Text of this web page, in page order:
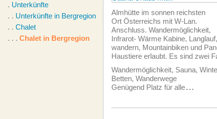
. Unterkünfte
. . Unterkünfte in Bergregion
. . Chalet
. . . Chalet in Bergregion
Almhütte im sonnen reichsten
Ort Österreichs mit W-Lan.
Anschluss. Wandermöglichkeit,
Infrarot- Wärme Kabine,
wandern, Mountainbiken und
Haustiere erlaubt. Es sind zwei
Wandermöglichkeit, Sauna,
Betten, Wanderwege
Genügend Platz für alle...